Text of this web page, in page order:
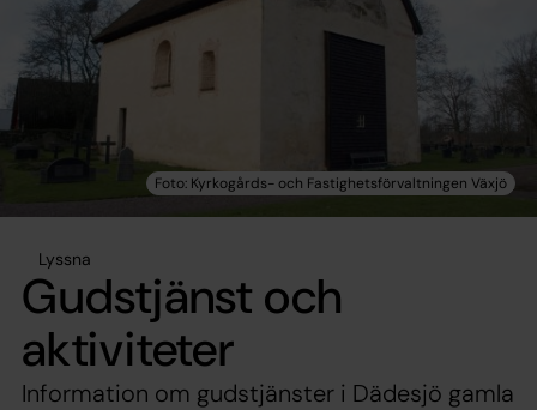
Lyssna
Gudstjänst och
aktiviteter
Information om gudstjänster i Dädesjö gamla